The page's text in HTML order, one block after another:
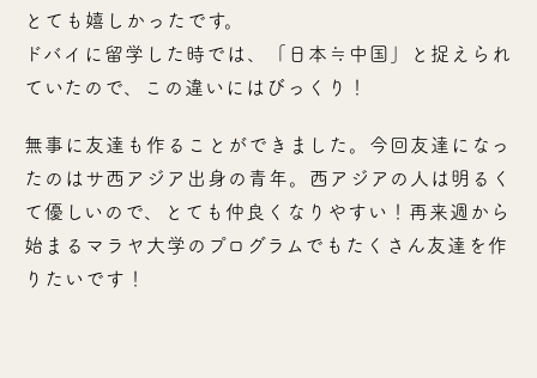
とても嬉しかったです。
ドバイに留学した時では、「日本≒中国」と捉えられ
ていたので、この違いにはびっくり！
無事に友達も作ることができました。今回友達になっ
たのはサ西アジア出身の青年。西アジアの人は明るく
て優しいので、とても仲良くなりやすい！再来週から
始まるマラヤ大学のプログラムでもたくさん友達を作
りたいです！